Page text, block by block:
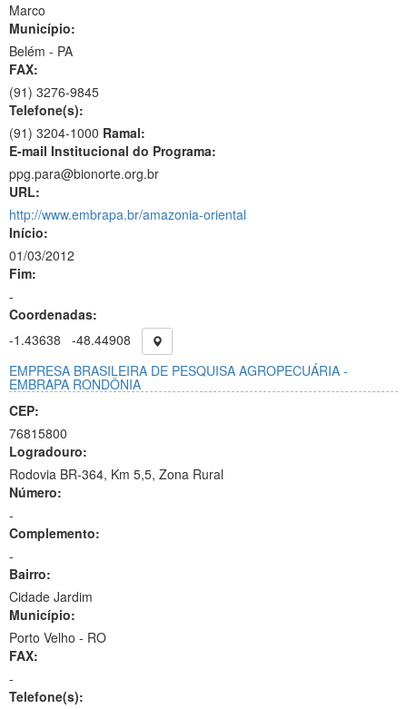
Marco
Município:
Belém - PA
FAX:
(91) 3276-9845
Telefone(s):
(91) 3204-1000 Ramal:
E-mail Institucional do Programa:
ppg.para@bionorte.org.br
URL:
http://www.embrapa.br/amazonia-oriental
Início:
01/03/2012
Fim:
-
Coordenadas:
-1.43638
-48.44908
EMPRESA BRASILEIRA DE PESQUISA AGROPECUÁRIA -
EMBRAPA RONDÔNIA
CEP:
76815800
Logradouro:
Rodovia BR-364, Km 5,5, Zona Rural
Número:
-
Complemento:
-
Bairro:
Cidade Jardim
Município:
Porto Velho - RO
FAX:
-
Telefone(s):